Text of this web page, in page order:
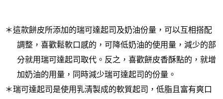
＊這款餅皮所添加的瑞可達起司及奶油份量，可以互相搭配
調整，喜歡鬆軟口感的，可降低奶油的使用量，減少的部
分就用瑞可達起司取代。反之，喜歡餅皮香酥點的，就增
加奶油的用量，同時減少瑞可達起司的份量。
＊瑞可達起司是使用乳清製成的軟質起司 ，低脂且富有爽口